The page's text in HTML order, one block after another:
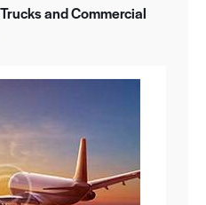
and Commercial